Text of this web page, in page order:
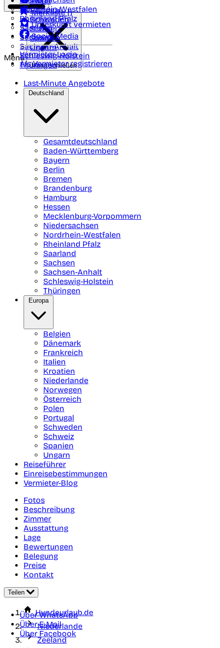
Nordrhein-Westfalen
Rheinland Pfalz
Saarland
Sachsen
Sachsen-Anhalt
Schleswig-Holstein
Thüringen
Portugal
Schweden
Schweiz
Spanien
Ungarn
Merkliste ()
Unterkunft vermieten
Social Media
Vermieter-Login
Als Vermieter registrieren
Menü
Menü schließen
Last-Minute Angebote
Deutschland
Gesamtdeutschland
Baden-Württemberg
Bayern
Berlin
Bremen
Brandenburg
Hamburg
Hessen
Mecklenburg-Vorpommern
Niedersachsen
Nordrhein-Westfalen
Rheinland Pfalz
Saarland
Sachsen
Sachsen-Anhalt
Schleswig-Holstein
Thüringen
Europa
Belgien
Dänemark
Frankreich
Italien
Kroatien
Niederlande
Norwegen
Österreich
Polen
Portugal
Schweden
Schweiz
Spanien
Ungarn
Reiseführer
Einreisebestimmungen
Vermieter-Blog
Fotos
Beschreibung
Zimmer
Ausstattung
Lage
Bewertungen
Belegung
Preise
Kontakt
Teilen
Über WhatsApp
Über E-Mail
Über Facebook
Hundeurlaub.de
Niederlande
Zeeland